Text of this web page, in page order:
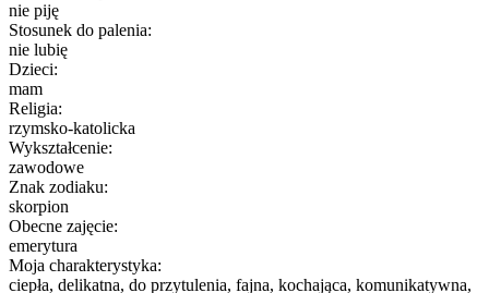
nie piję
Stosunek do palenia:
nie lubię
Dzieci:
mam
Religia:
rzymsko-katolicka
Wykształcenie:
zawodowe
Znak zodiaku:
skorpion
Obecne zajęcie:
emerytura
Moja charakterystyka:
ciepła, delikatna, do przytulenia, fajna, kochająca, komunikatywna,